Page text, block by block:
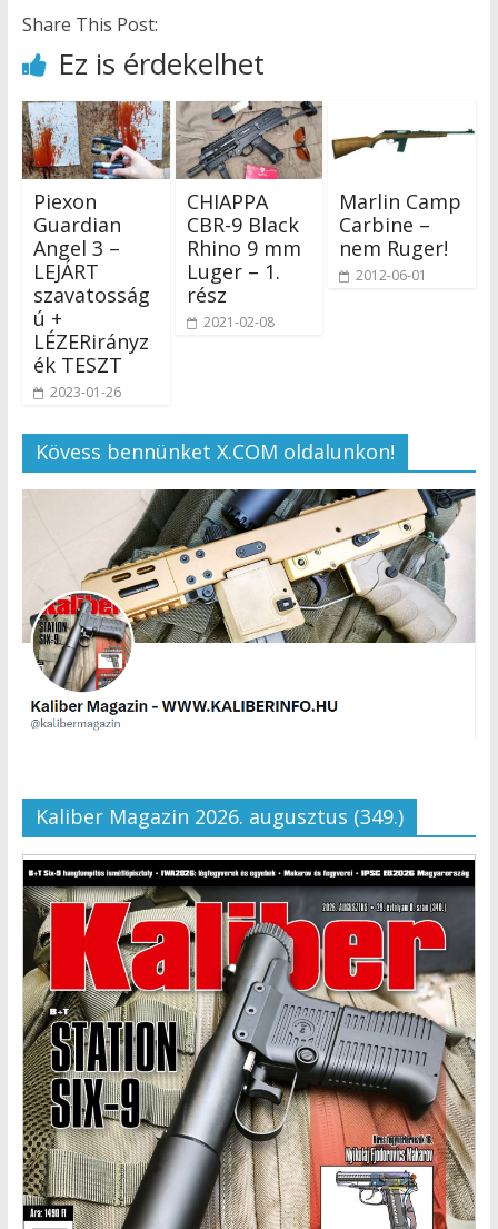
Share This Post:
Ez is érdekelhet
Piexon
Guardian
Angel 3 –
LEJÁRT
szavatosság
ú +
LÉZERirányz
ék TESZT
2023-01-26
CHIAPPA
CBR-9 Black
Rhino 9 mm
Luger – 1.
rész
2021-02-08
Marlin Camp
Carbine –
nem Ruger!
2012-06-01
Kövess bennünket X.COM oldalunkon!
Kaliber Magazin 2026. augusztus (349.)